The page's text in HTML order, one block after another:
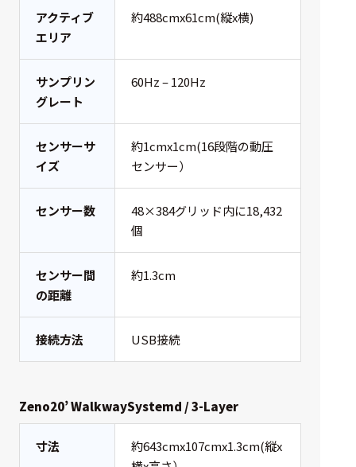
計測機器
トランス
デューサ
選択した条件をク
リアする
の
表
示
す
る
アクティブ
エリア
約488cmx61cm(縦x横)
サンプリン
グレート
60Hz – 120Hz
センサーサ
イズ
約1cmx1cm(16段階の動圧
センサー）
センサー数
48×384グリッド内に18,432
個
センサー間
の距離
約1.3cm
接続方法 USB接続
Zeno20’ WalkwaySystemd / 3-Layer
寸法
約643cmx107cmx1.3cm(縦x